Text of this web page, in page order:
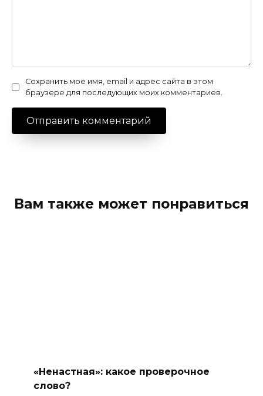
Сохранить моё имя, email и адрес сайта в этом
браузере для последующих моих комментариев.
Вам также может понравиться
«Ненастная»: какое проверочное
слово?